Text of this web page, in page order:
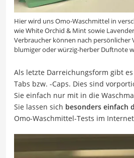
Hier wird uns Omo-Waschmittel in
wie White Orchid & Mint sowie
Verbraucher können nach persönlicher
blumiger oder würzig-herber Duftnote
Als letzte Darreichungsform gibt
Tabs bzw. -Caps. Dies sind
Sie einfach nur mit in die
Sie lassen sich besonders einfach
Omo-Waschmittel-Tests im